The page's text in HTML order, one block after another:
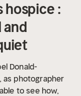
hospice :
and
Donald-
as photographer
to see how,